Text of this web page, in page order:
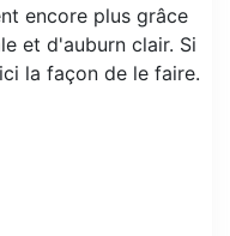
encore plus grâce
et d'auburn clair. Si
la façon de le faire.